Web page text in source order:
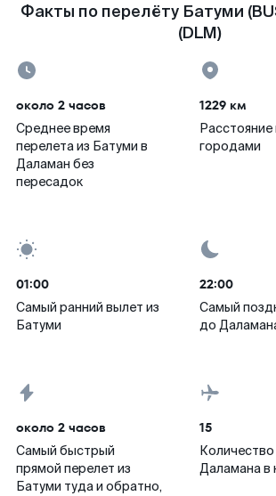
Факты по перелёту Батуми
(DLM)
около 2 часов
Среднее время
перелета из Батуми в
Даламан без
пересадок
1229 км
городами
01:00
Самый ранний вылет из
Батуми
22:00
Самый
до
около 2 часов
Самый быстрый
прямой перелет из
Батуми туда и обратно,
15
Даламана в